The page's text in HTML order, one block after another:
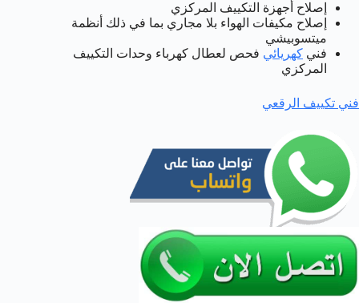
إصلاح أجهزة التكييف المركزي
إصلاح مكيفات الهواء بلا مجاري بما في ذلك أنظمة
ميتسوبيشي
فني كهريائي فحص لعطال كهرباء وحدات التكييف
المركزي
فني تكييف الرقعي